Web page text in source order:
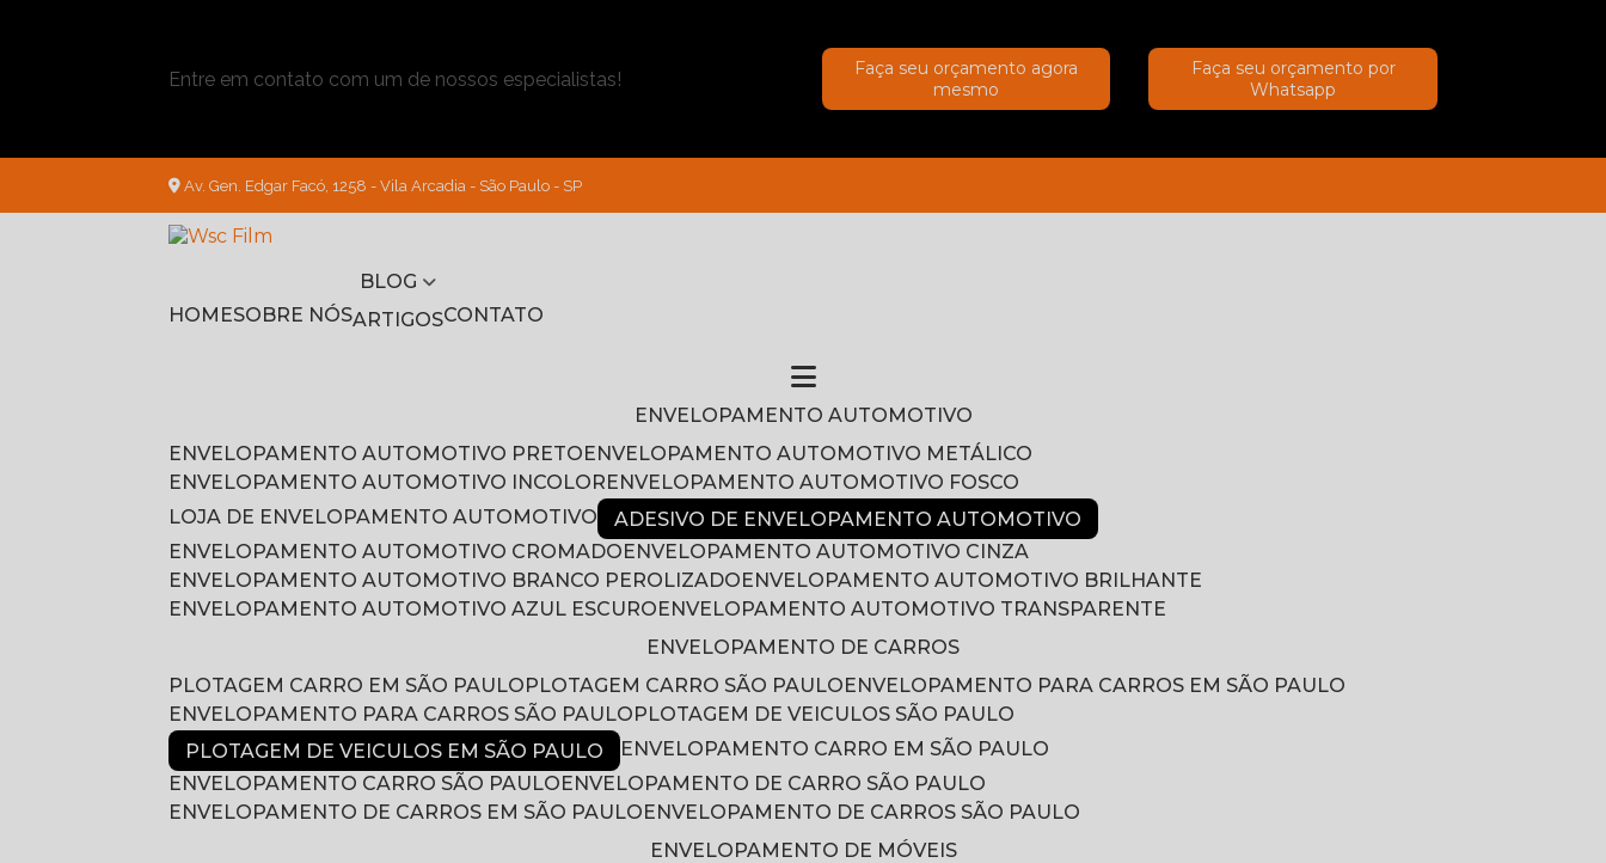
Entre em contato com um de nossos especialistas!
Faça seu orçamento agora
mesmo
Faça seu orçamento por
Whatsapp
Av. Gen. Edgar Facó, 1258 - Vila Arcadia - São Paulo - SP
HOME SOBRE NÓS
BLOG
ARTIGOS
CONTATO
ENVELOPAMENTO AUTOMOTIVO
ENVELOPAMENTO AUTOMOTIVO PRETO
ENVELOPAMENTO AUTOMOTIVO METÁLICO
ENVELOPAMENTO AUTOMOTIVO INCOLOR
ENVELOPAMENTO AUTOMOTIVO FOSCO
LOJA DE ENVELOPAMENTO AUTOMOTIVO
ADESIVO DE ENVELOPAMENTO AUTOMOTIVO
ENVELOPAMENTO AUTOMOTIVO CROMADO
ENVELOPAMENTO AUTOMOTIVO CINZA
ENVELOPAMENTO AUTOMOTIVO BRANCO PEROLIZADO
ENVELOPAMENTO AUTOMOTIVO BRILHANTE
ENVELOPAMENTO AUTOMOTIVO AZUL ESCURO
ENVELOPAMENTO AUTOMOTIVO TRANSPARENTE
ENVELOPAMENTO DE CARROS
PLOTAGEM CARRO EM SÃO PAULO
PLOTAGEM CARRO SÃO PAULO
ENVELOPAMENTO PARA CARROS EM SÃO PAULO
ENVELOPAMENTO PARA CARROS SÃO PAULO
PLOTAGEM DE VEICULOS SÃO PAULO
PLOTAGEM DE VEICULOS EM SÃO PAULO
ENVELOPAMENTO CARRO EM SÃO PAULO
ENVELOPAMENTO CARRO SÃO PAULO
ENVELOPAMENTO DE CARRO SÃO PAULO
ENVELOPAMENTO DE CARROS EM SÃO PAULO
ENVELOPAMENTO DE CARROS SÃO PAULO
ENVELOPAMENTO DE MÓVEIS